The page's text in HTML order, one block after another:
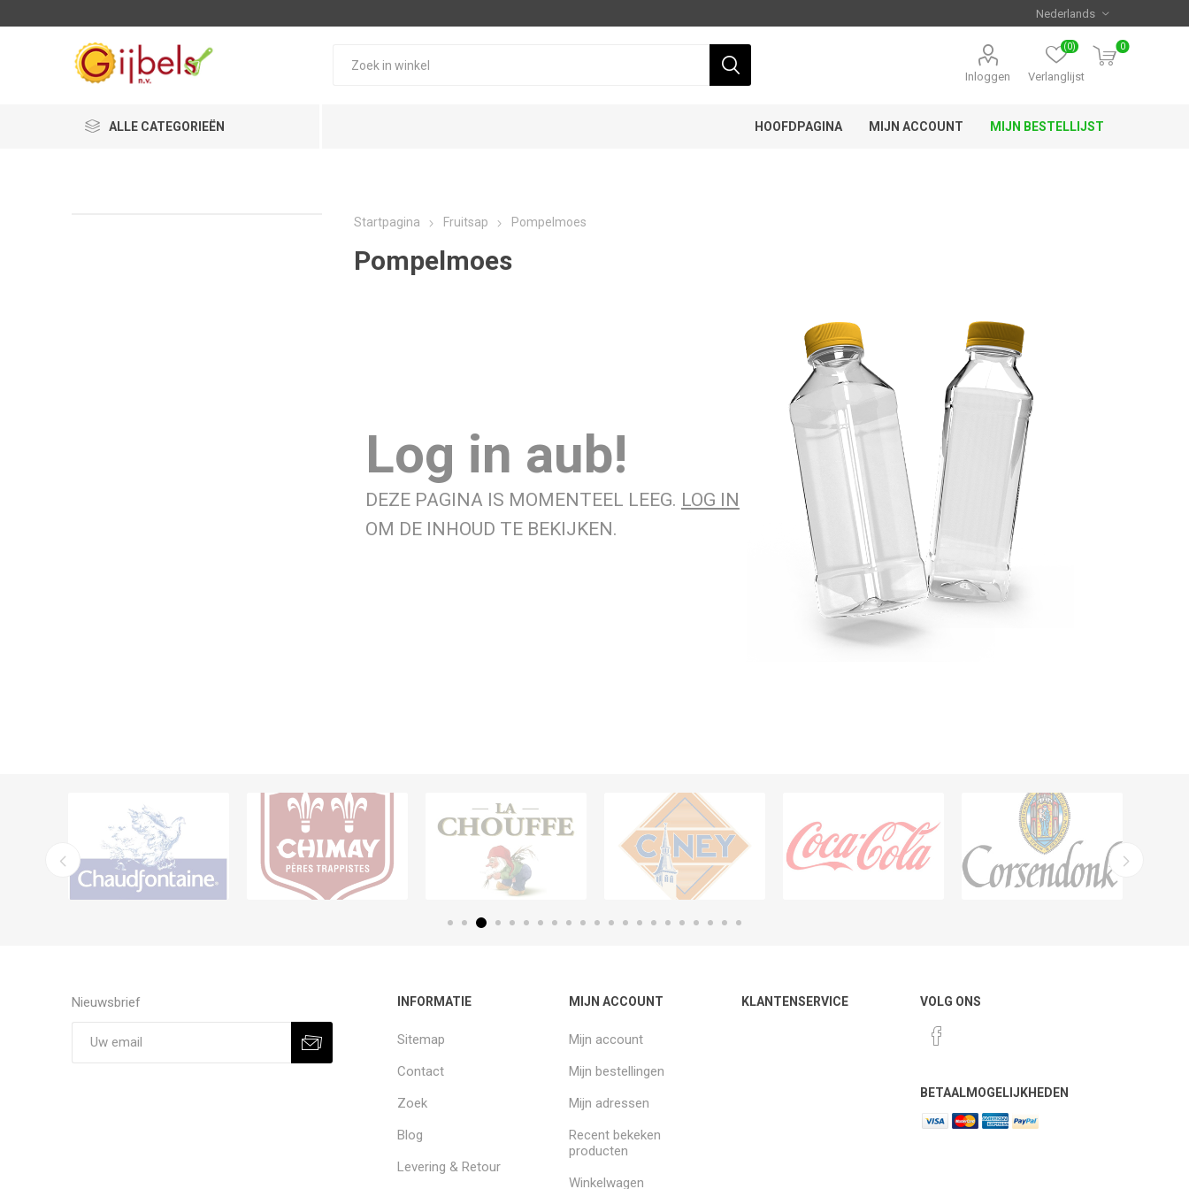
Inloggen Verlanglijst
(0) 0
ALLE CATEGORIEËN HOOFDPAGINA MIJN ACCOUNT MIJN BESTELLIJST
Startpagina Fruitsap Pompelmoes
Pompelmoes
Log in aub!
DEZE PAGINA IS MOMENTEEL LEEG. LOG IN
OM DE INHOUD TE BEKIJKEN.
Nieuwsbrief INFORMATIE
Sitemap
Contact
Zoek
Blog
Levering & Retour
MIJN ACCOUNT
Mijn account
Mijn bestellingen
Mijn adressen
Recent bekeken
producten
Winkelwagen
KLANTENSERVICE VOLG ONS
BETAALMOGELIJKHEDEN